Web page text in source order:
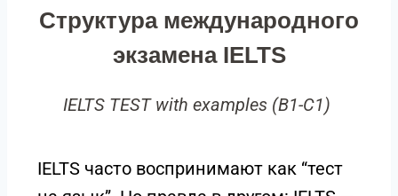
Структура международного
экзамена IELTS
IELTS TEST with examples (B1-C1)
IELTS часто воспринимают как “тест